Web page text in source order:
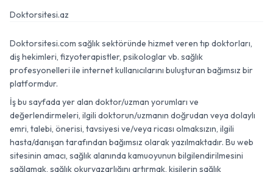
Doktorsitesi.az
Doktorsitesi.com sağlık sektöründe hizmet veren tıp doktorları,
diş hekimleri, fizyoterapistler, psikologlar vb. sağlık
profesyonelleri ile internet kullanıcılarını buluşturan bağımsız bir
platformdur.
İş bu sayfada yer alan doktor/uzman yorumları ve
değerlendirmeleri, ilgili doktorun/uzmanın doğrudan veya dolaylı
emri, talebi, önerisi, tavsiyesi ve/veya ricası olmaksızın, ilgili
hasta/danışan tarafından bağımsız olarak yazılmaktadır. Bu web
sitesinin amacı, sağlık alanında kamuoyunun bilgilendirilmesini
sağlamak, sağlık okuryazarlığını artırmak, kişilerin sağlık